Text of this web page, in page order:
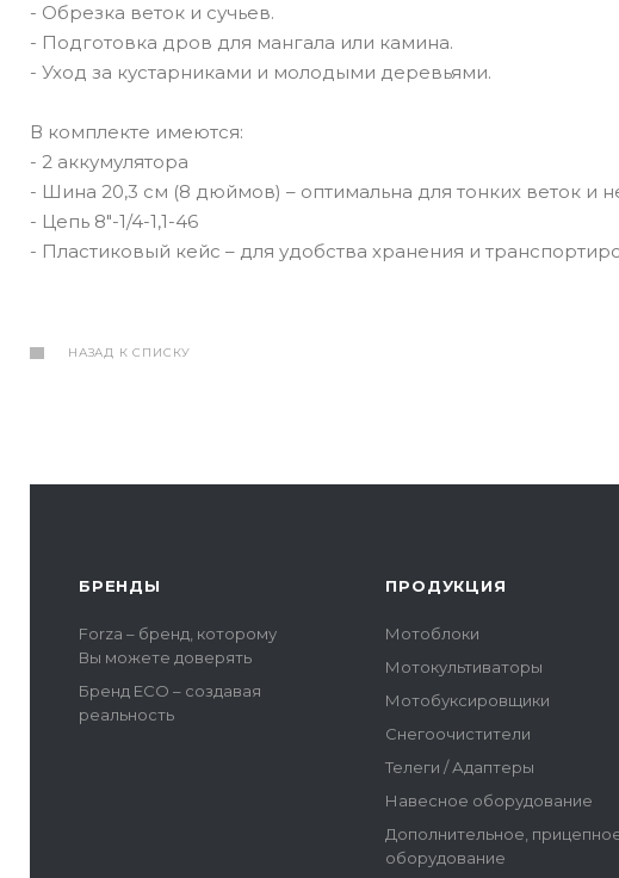
- Обрезка веток и сучьев.
- Подготовка дров для мангала или камина.
- Уход за кустарниками и молодыми деревьями.
В комплекте имеются:
- 2 аккумулятора
- Шина 20,3 см (8 дюймов) – оптимальна для тонких веток и
- Цепь 8"-1/4-1,1-46
- Пластиковый кейс – для удобства хранения и
НАЗАД К СПИСКУ
БРЕНДЫ
Forza – бренд, которому
Вы можете доверять
Бренд ECO – создавая
реальность
ПРОДУКЦИЯ
Мотоблоки
Мотокультиваторы
Мотобуксировщики
Снегоочистители
Телеги / Адаптеры
Навесное оборудование
Дополнительное,
оборудование